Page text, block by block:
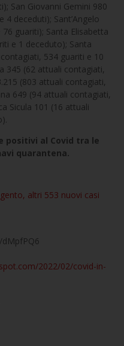
San Giovanni Gemini 980
deceduti); Sant’Angelo
guariti); Santa Elisabetta
e 1 deceduto); Santa
534 guariti e 10
345 (62 attuali contagiati,
(803 attuali contagiati,
649 (94 attuali contagiati,
Sicula 101 (16 attuali
positivi al Covid tra le
quarantena.
altri 553 nuovi casi
2022/02/covid-in-